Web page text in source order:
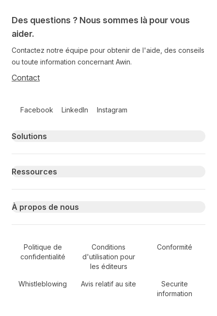
Des questions ? Nous sommes là pour vous
aider.
Contactez notre équipe pour obtenir de l'aide, des conseils
ou toute information concernant Awin.
Contact
Facebook LinkedIn Instagram
Primary footer navigation
Solutions
Ressources
À propos de nous
Secondary Footer Navigation
Politique de
confidentialité
Conditions
d'utilisation pour
les éditeurs
Conformité
Whistleblowing Avis relatif au site
Securite
information